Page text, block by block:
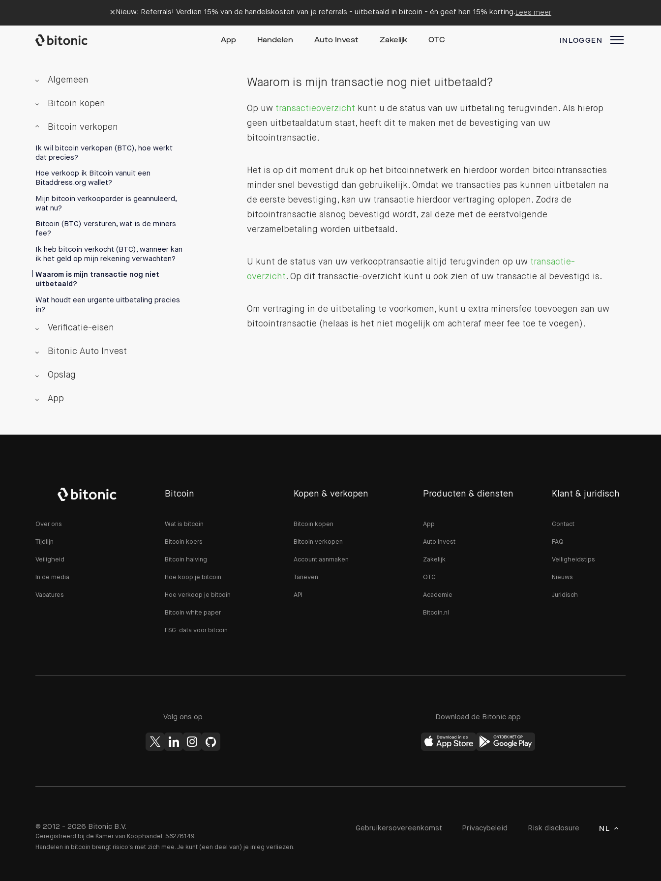
× Nieuw: Referrals! Verdien 15% van de handelskosten van je referrals - uitbetaald in bitcoin - én geef hen 15% korting. Lees meer
App Handelen Auto Invest Zakelijk OTC INLOGGEN
Waarom is mijn transactie nog niet uitbetaald?
Op uw transactieoverzicht kunt u de status van uw uitbetaling terugvinden. Als hierop
geen uitbetaaldatum staat, heeft dit te maken met de bevestiging van uw
bitcointransactie.
Het is op dit moment druk op het bitcoinnetwerk en hierdoor worden bitcointransacties
minder snel bevestigd dan gebruikelijk. Omdat we transacties pas kunnen uitbetalen na
de eerste bevestiging, kan uw transactie hierdoor vertraging oplopen. Zodra de
bitcointransactie alsnog bevestigd wordt, zal deze met de eerstvolgende
verzamelbetaling worden uitbetaald.
U kunt de status van uw verkooptransactie altijd terugvinden op uw transactie-
overzicht. Op dit transactie-overzicht kunt u ook zien of uw transactie al bevestigd is.
Om vertraging in de uitbetaling te voorkomen, kunt u extra minersfee toevoegen aan uw
bitcointransactie (helaas is het niet mogelijk om achteraf meer fee toe te voegen).
Algemeen
Bitcoin kopen
Bitcoin verkopen
Ik wil bitcoin verkopen (BTC), hoe werkt
dat precies?
Hoe verkoop ik Bitcoin vanuit een
Bitaddress.org wallet?
Mijn bitcoin verkooporder is geannuleerd,
wat nu?
Bitcoin (BTC) versturen, wat is de miners
fee?
Ik heb bitcoin verkocht (BTC), wanneer kan
ik het geld op mijn rekening verwachten?
Waarom is mijn transactie nog niet
uitbetaald?
Wat houdt een urgente uitbetaling precies
in?
Verificatie-eisen
Bitonic Auto Invest
Opslag
App
Over ons
Tijdlijn
Veiligheid
In de media
Vacatures
Bitcoin
Wat is bitcoin
Bitcoin koers
Bitcoin halving
Hoe koop je bitcoin
Hoe verkoop je bitcoin
Bitcoin white paper
ESG-data voor bitcoin
Kopen & verkopen
Bitcoin kopen
Bitcoin verkopen
Account aanmaken
Tarieven
API
Producten & diensten
App
Auto Invest
Zakelijk
OTC
Academie
Bitcoin.nl
Klant & juridisch
Contact
FAQ
Veiligheidstips
Nieuws
Juridisch
Volg ons op Download de Bitonic app
© 2012 - 2026 Bitonic B.V.
Geregistreerd bij de Kamer van Koophandel: 58276149.
Handelen in bitcoin brengt risico's met zich mee. Je kunt (een deel van) je inleg verliezen.
Gebruikersovereenkomst Privacybeleid Risk disclosure NL